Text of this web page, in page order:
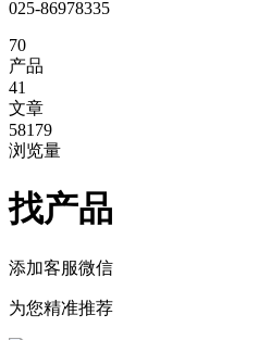
025-86978335
70
产品
41
文章
58179
浏览量
找产品
添加客服微信
为您精准推荐